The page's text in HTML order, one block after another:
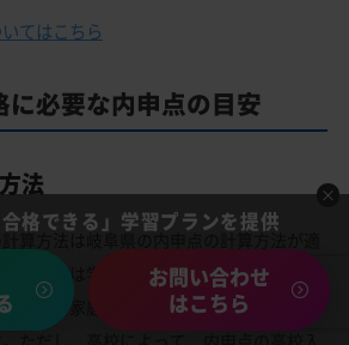
てはこちら
に必要な内申点の目安
法
算方法は岐阜県の内申点の計算方法が適
内申点は学校の英語、数学、国語、理
音楽、家庭科、美術、体育の合計9教科
合格できる」学習プランを提供
お問い合わせ
はこちら